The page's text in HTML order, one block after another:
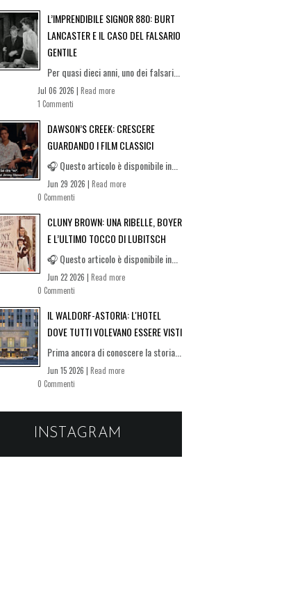
L’IMPRENDIBILE SIGNOR 880: BURT
LANCASTER E IL CASO DEL FALSARIO
GENTILE
Per quasi dieci anni, uno dei falsari...
Jul 06 2026 | Read more
1 Commenti
DAWSON’S CREEK: CRESCERE
GUARDANDO I FILM CLASSICI
🎧 Questo articolo è disponibile in...
Jun 29 2026 | Read more
0 Commenti
CLUNY BROWN: UNA RIBELLE, BOYER
E L’ULTIMO TOCCO DI LUBITSCH
🎧 Questo articolo è disponibile in...
Jun 22 2026 | Read more
0 Commenti
IL WALDORF-ASTORIA: L'HOTEL
DOVE TUTTI VOLEVANO ESSERE VISTI
Prima ancora di conoscere la storia...
Jun 15 2026 | Read more
0 Commenti
INSTAGRAM